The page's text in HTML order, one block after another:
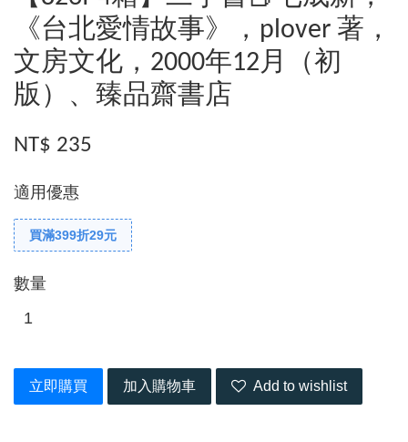
《台北愛情故事》，plover 著，
文房文化，2000年12月（初
版）、臻品齋書店
NT$ 235
適用優惠
買滿399折29元
數量
立即購買 加入購物車 Add to wishlist